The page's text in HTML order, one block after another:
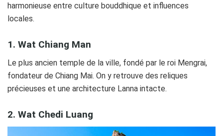
harmonieuse entre culture bouddhique et influences
locales.
1. Wat Chiang Man
Le plus ancien temple de la ville, fondé par le roi Mengrai,
fondateur de Chiang Mai. On y retrouve des reliques
précieuses et une architecture Lanna intacte.
2. Wat Chedi Luang